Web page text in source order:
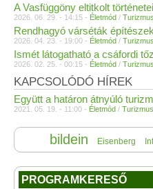
A Vasfüggöny eltitkolt történetei
2026. 06. 29. - 14:15 - Életmód / Turizmus
Rendhagyó várséták
2026. 04. 23. - 19:00 - Életmód / Turizmus
Ismét látogatható a csáfordi
2026. 02. 25. - 00:15 - Életmód / Turizmus
KAPCSOLÓDÓ HÍREK
Együtt a határon átnyúló
2021. 05. 19. - 11:00 - Életmód / Turizmus
bildein Eisenberg
PROGRAMKERESŐ